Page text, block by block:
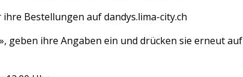
Bestellungen auf dandys.lima-city.ch
geben ihre Angaben ein und drücken sie erneut auf